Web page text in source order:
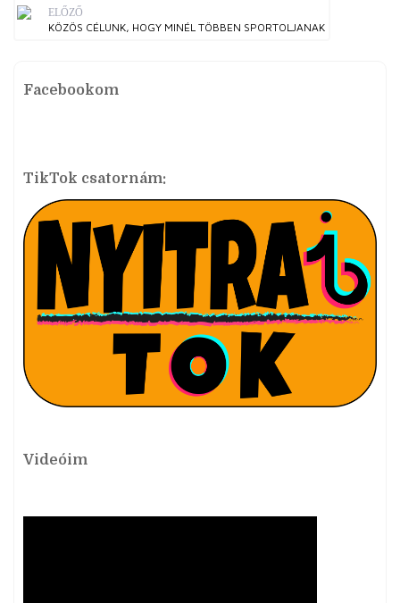
ELŐZŐ
KÖZÖS CÉLUNK, HOGY MINÉL TÖBBEN SPORTOLJANAK
Facebookom
TikTok csatornám:
Videóim